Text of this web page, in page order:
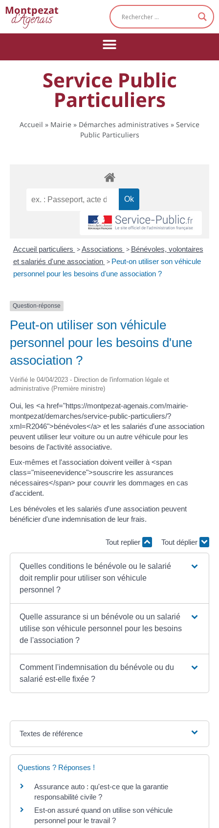
Montpezat
d'Agenais
Service Public
Particuliers
Accueil » Mairie » Démarches administratives » Service
Public Particuliers
Accueil particuliers > Associations > Bénévoles, volontaires
et salariés d'une association > Peut-on utiliser son véhicule
personnel pour les besoins d'une association ?
Question-réponse
Peut-on utiliser son véhicule
personnel pour les besoins d'une
association ?
Vérifié le 04/04/2023 - Direction de l'information légale et
administrative (Première ministre)
Oui, les <a href="https://montpezat-agenais.com/mairie-
montpezat/demarches/service-public-particuliers/?
xml=R2046">bénévoles</a> et les salariés d'une association
peuvent utiliser leur voiture ou un autre véhicule pour les
besoins de l’activité associative.
Eux-mêmes et l'association doivent veiller à <span
class="miseenevidence">souscrire les assurances
nécessaires</span> pour couvrir les dommages en cas
d'accident.
Les bénévoles et les salariés d'une association peuvent
bénéficier d'une indemnisation de leur frais.
Tout replier Tout déplier
Quelles conditions le bénévole ou le salarié
doit remplir pour utiliser son véhicule
personnel ?
Quelle assurance si un bénévole ou un salarié
utilise son véhicule personnel pour les besoins
de l'association ?
Comment l'indemnisation du bénévole ou du
salarié est-elle fixée ?
Textes de référence
Questions ? Réponses !
Assurance auto : qu'est-ce que la garantie
responsabilité civile ?
Est-on assuré quand on utilise son véhicule
personnel pour le travail ?
Cookies management panel